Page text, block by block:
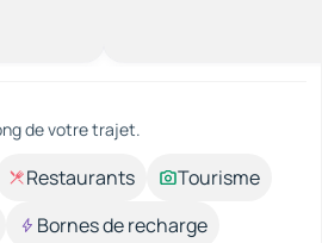
de votre trajet.
Restaurants
Tourisme
Bornes de recharge